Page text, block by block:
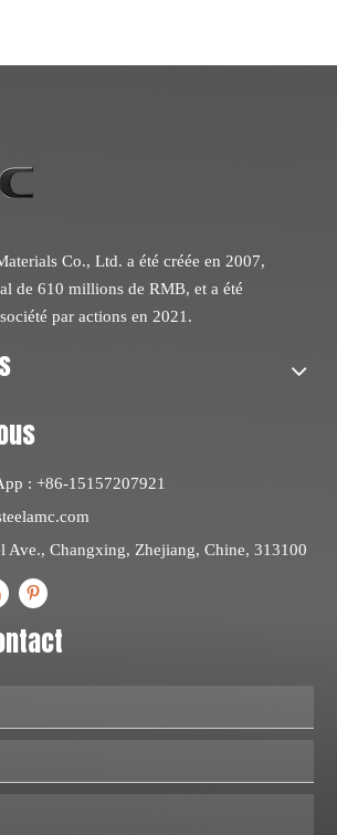
Co., Ltd. a été créée en 2007,
de 610 millions de RMB, et a été
par actions en 2021.
: +86-15157207921
Ave., Changxing, Zhejiang, Chine, 313100